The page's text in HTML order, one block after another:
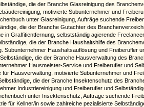
die der Branche Glasreinigung des
motivierte Subunternehmer und
unter Glasreinigung, Aufträge suchende
die der Branche Gutachter des
in Graffitientfernung, selbstständig agierende
die der Branche Haushaltshilfe des
Subunternehmer Haushaltsauflösung und Freiberufler
die der Branche Hausverwaltung des
Hausmeister-Service und Freiberufler und
für Hausverwaltung, motivierte Subunternehmer und
die der Branche Insektenschutz des
Industriereinigung und Freiberufler und
unter Insektenschutz, Aufträge suchende
für Kellner/in sowie zahlreiche pezialisierte